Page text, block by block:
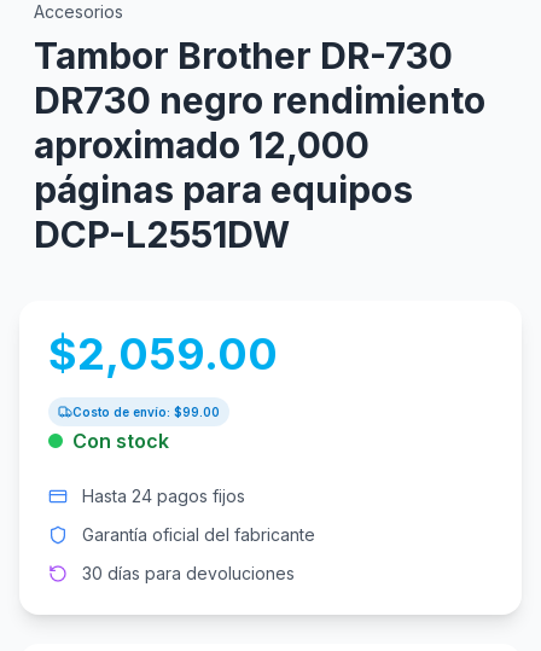
Accesorios
Tambor Brother DR-730
DR730 negro rendimiento
aproximado 12,000
páginas para equipos
DCP-L2551DW
$2,059.00
Costo de envío: $99.00
Con stock
Hasta 24 pagos fijos
Garantía oficial del fabricante
30 días para devoluciones